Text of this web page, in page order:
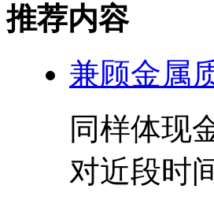
推荐内容
兼顾金属
同样体现
对近段时